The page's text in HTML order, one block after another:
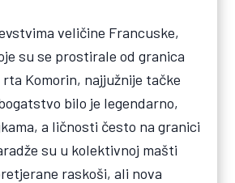
veličine Francuske,
su se prostirale od granica
Komorin, najjužnije tačke
bilo je legendarno,
a ličnosti često na granici
su u kolektivnoj mašti
raskoši, ali nova